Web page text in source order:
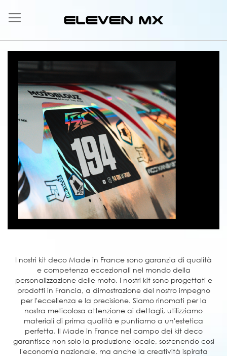
al
contenuto
I nostri kit deco Made in France sono garanzia di qualità
e competenza eccezionali nel mondo della
personalizzazione delle moto. I nostri kit sono progettati e
prodotti in Francia, a dimostrazione del nostro impegno
per l'eccellenza e la precisione. Siamo rinomati per la
nostra meticolosa attenzione ai dettagli, utilizziamo
materiali di prima qualità e puntiamo a un'estetica
perfetta. Il Made in France nel campo dei kit deco
garantisce non solo la produzione locale, sostenendo così
l'economia nazionale, ma anche la creatività ispirata